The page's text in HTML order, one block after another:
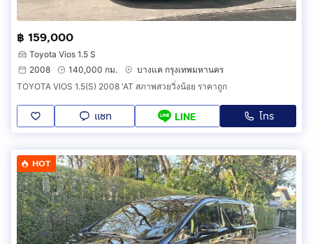
฿ 159,000
Toyota Vios 1.5 S
2008
140,000 กม.
บางแค กรุงเทพมหานคร
TOYOTA VIOS 1.5(S) 2008 'AT สภาพสวยวิ่งน้อย ราคาถูก
แชท LINE โทร
HOT